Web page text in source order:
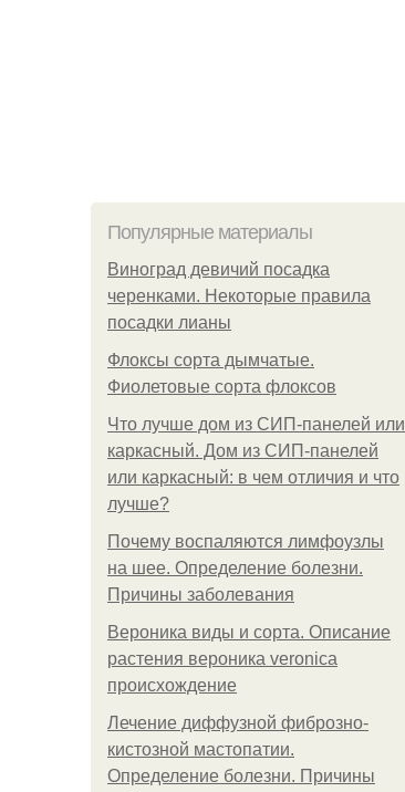
Популярные материалы
Виноград девичий посадка
черенками. Некоторые правила
посадки лианы
Флоксы сорта дымчатые.
Фиолетовые сорта флоксов
Что лучше дом из СИП-панелей или
каркасный. Дом из СИП-панелей
или каркасный: в чем отличия и что
лучше?
Почему воспаляются лимфоузлы
на шее. Определение болезни.
Причины заболевания
Вероника виды и сорта. Описание
растения вероника veronica
происхождение
Лечение диффузной фиброзно-
кистозной мастопатии.
Определение болезни. Причины